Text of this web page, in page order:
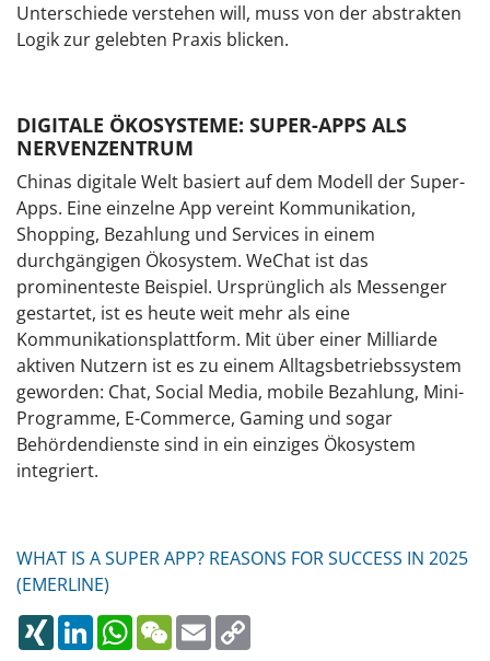
Unterschiede verstehen will, muss von der abstrakten
Logik zur gelebten Praxis blicken.
DIGITALE ÖKOSYSTEME: SUPER-APPS ALS
NERVENZENTRUM
Chinas digitale Welt basiert auf dem Modell der Super-
Apps. Eine einzelne App vereint Kommunikation,
Shopping, Bezahlung und Services in einem
durchgängigen Ökosystem. WeChat ist das
prominenteste Beispiel. Ursprünglich als Messenger
gestartet, ist es heute weit mehr als eine
Kommunikationsplattform. Mit über einer Milliarde
aktiven Nutzern ist es zu einem Alltagsbetriebssystem
geworden: Chat, Social Media, mobile Bezahlung, Mini-
Programme, E-Commerce, Gaming und sogar
Behördendienste sind in ein einziges Ökosystem
integriert.
WHAT IS A SUPER APP? REASONS FOR SUCCESS IN 2025
(EMERLINE)
XINGLINKEDINWHATSAPP
WECHAT
EMAIL